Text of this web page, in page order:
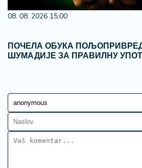
08. 08. 2026 15:00
ПОЧЕЛА ОБУКА
ШУМАДИЈЕ ЗА ПРАВИЛНУ